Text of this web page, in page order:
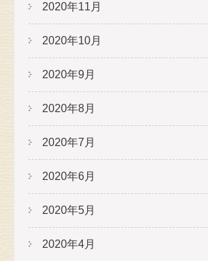
2020年11月
2020年10月
2020年9月
2020年8月
2020年7月
2020年6月
2020年5月
2020年4月